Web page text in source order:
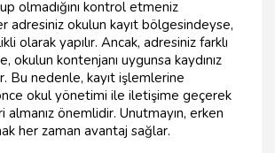
olmadığını kontrol etmeniz
adresiniz okulun kayıt bölgesindeyse,
olarak yapılır. Ancak, adresiniz farklı
okulun kontenjanı uygunsa kaydınız
Bu nedenle, kayıt işlemlerine
okul yönetimi ile iletişime geçerek
önemlidir. Unutmayın, erken
her zaman avantaj sağlar.